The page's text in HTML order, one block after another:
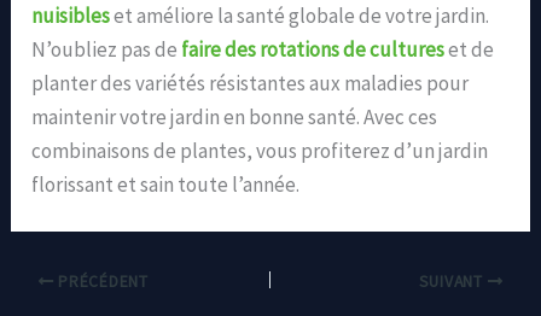
nuisibleset améliore la santé globale de votre jardin.
N’oubliez pas de faire des rotations de cultureset de
planter des variétés résistantes aux maladies pour
maintenir votre jardin en bonne santé. Avec ces
combinaisons de plantes, vous profiterez d’un jardin
florissant et sain toute l’année.
PRÉCÉDENT SUIVANT